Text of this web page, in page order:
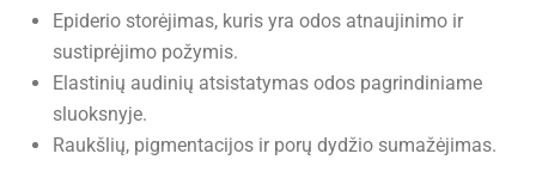
Epiderio storėjimas, kuris yra odos atnaujinimo ir
sustiprėjimo požymis.
Elastinių audinių atsistatymas odos pagrindiniame
sluoksnyje.
Raukšlių, pigmentacijos ir porų dydžio sumažėjimas.